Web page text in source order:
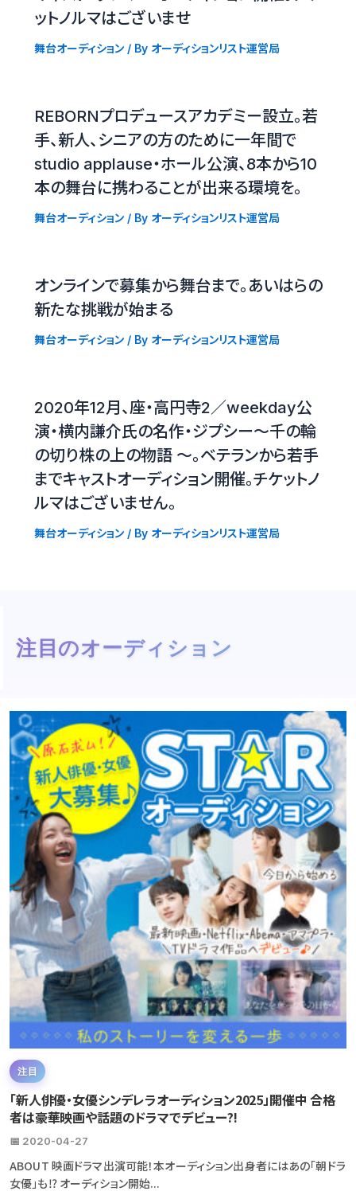
ットノルマはございませ
舞台オーディション/ By オーディションリスト運営局
REBORNプロデュースアカデミー設立。若
手、新人、シニアの方のために一年間で
studio applause・ホール公演、8本から10
本の舞台に携わることが出来る環境を。
舞台オーディション/ By オーディションリスト運営局
オンラインで募集から舞台まで。あいはらの
新たな挑戦が始まる
舞台オーディション/ By オーディションリスト運営局
2020年12月、座・高円寺2／weekday公
演・横内謙介氏の名作・ジプシー〜千の輪
の切り株の上の物語 〜。ベテランから若手
までキャストオーディション開催。チケットノ
ルマはございません。
舞台オーディション/ By オーディションリスト運営局
注目のオーディション
注目
「新人俳優・女優シンデレラオーディション2025」開催中 合格
者は豪華映画や話題のドラマでデビュー?!
📅 2020-04-27
ABOUT 映画ドラマ出演可能！本オーディション出身者にはあの「朝ドラ
女優」も⁉ オーディション開始...